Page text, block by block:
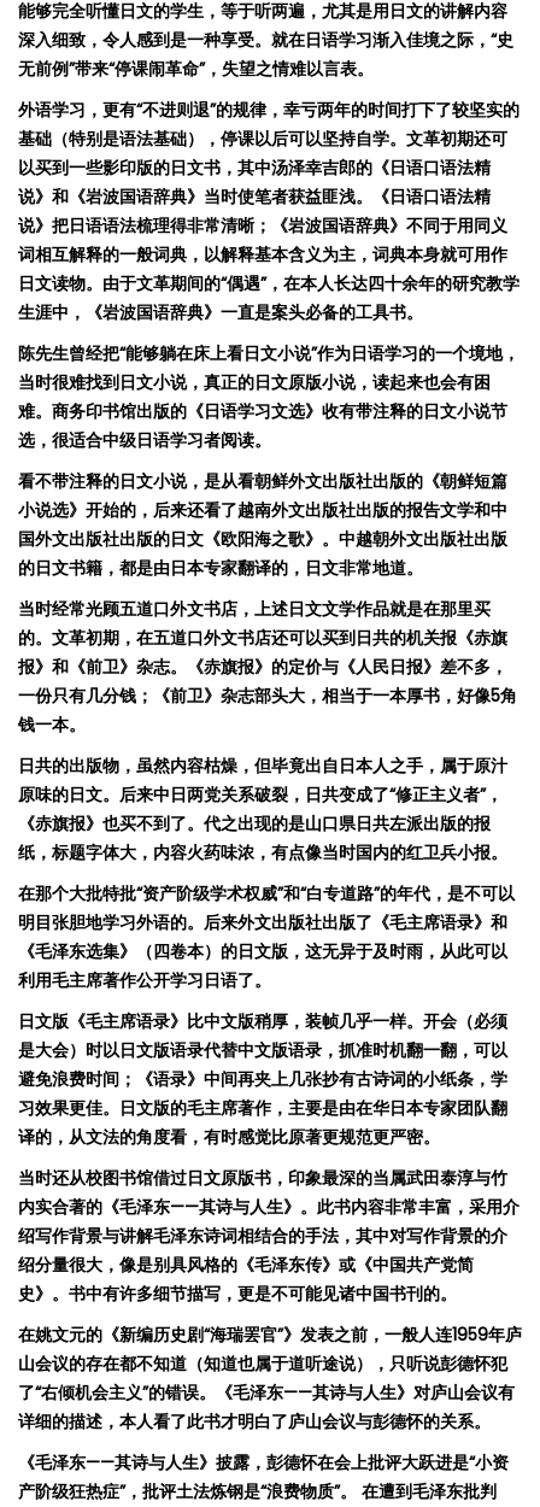
能够完全听懂日文的学生，等于听两遍，尤其是用日文的讲解内容
深入细致，令人感到是一种享受。就在日语学习渐入佳境之际， “史
无前例”带来“停课闹革命”，失望之情难以言表。
外语学习，更有“不进则退”的规律，幸亏两年的时间打下了较坚实的
基础（特别是语法基础），停课以后可以坚持自学。文革初期还可
以买到一些影印版的日文书， 其中汤泽幸吉郎的《日语口语法精
说》和《岩波国语辞典》当时使笔者获益匪浅。《日语口语法精
说》把日语语法梳理得非常清晰；《岩波国语辞典》不同于用同义
词相互解释的一般词典，以解释基本含义为主，词典本身就可用作
日文读物。由于文革期间的“偶遇”，在本人长达四十余年的研究教学
生涯中，《岩波国语辞典》一直是案头必备的工具书。
陈先生曾经把“能够躺在床上看日文小说”作为日语学习的一个境地，
当时很难找到日文小说，真正的日文原版小说，读起来也会有困
难。商务印书馆出版的《日语学习文选》收有带注释的日文小说节
选，很适合中级日语学习者阅读。
看不带注释的日文小说，是从看朝鲜外文出版社出版的 《朝鲜短篇
小说选》开始的，后来还看了越南外文出版社出版的报告文学和中
国外文出版社出版的日文 《欧阳海之歌》。中越朝外文出版社出版
的日文书籍，都是由日本专家翻译的，日文非常地道。
当时经常光顾五道口外文书店，上述日文文学作品就是在那里买
的。文革初期，在五道口外文书店还可以买到日共的机关报《赤旗
报》和《前卫》 杂志。《赤旗报》 的定价与《人民日报》差不多 ，
一份只有几分钱；《前卫》 杂志部头大，相当于一本厚书，好像5角
钱一本。
日共的出版物 ， 虽然内容枯燥，但毕竟出自日本人之手，属于原汁
原味的日文。后来中日两党关系破裂，日共变成了“修正主义者”，
《赤旗报》也买不到了。代之出现的是山口県日共左派出版的报
纸 ， 标题字体大，内容火药味浓，有点像当时国内的红卫兵小报。
在那个大批特批“资产阶级学术权威”和“白专道路”的年代，是不可以
明目张胆地学习外语的。后来外文出版社出版了《毛主席语录》和
《毛泽东选集》
（四卷本）的日文版，这无异于及时雨，从此可以
利用毛主席著作公开学习日语了。
日文版《毛主席语录》比中文版稍厚，装帧几乎一样。开会（必须
是大会）时以日文版语录代替中文版语录 ，抓准时机翻一翻 ，可以
避免浪费时间；《语录》中间再夹上几张抄有古诗词的小纸条，学
习效果更佳。日文版的毛主席著作，主要是由在华日本专家团队翻
译的，从文法的角度看，有时感觉比原著更规范更严密。
当时还从校图书馆借过日文原版书，印象最深的当属武田泰淳与竹
内实合著的《毛泽东——其诗与人生》。此书内容非常丰富，采用介
绍写作背景与讲解毛泽东诗词相结合的手法，其中对写作背景的介
绍分量很大，像是别具风格的《毛泽东传》或《中国共产党简
史》。书中有许多细节描写，更是不可能见诸中国书刊的。
在姚文元的《新编历史剧“海瑞罢官”》发表之前，一般人连1959年庐
山会议的存在都不知道（知道也属于道听途说），只听说彭德怀犯
了“右倾机会主义”的错误。《毛泽东——其诗与人生》对庐山会议有
详细的描述，本人看了此书才明白了庐山会议与彭德怀的关系。
《毛泽东——其诗与人生》披露，彭德怀在会上批评大跃进是“小资
产阶级狂热症”，批评土法炼钢是“浪费物质”。 在遭到毛泽东批判